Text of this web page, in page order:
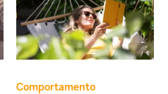
Comportamento